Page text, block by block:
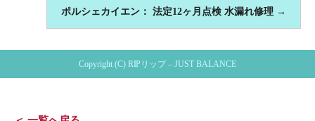
ポルシェカイエン： 法定12ヶ月点検 水漏れ修理 →
Copyright (C) RIPリップ – JUST BALANCE